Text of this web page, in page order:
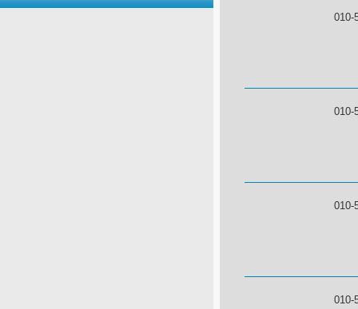
010-
010-
010-
010-